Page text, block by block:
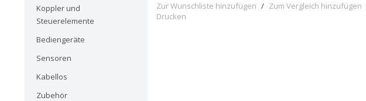
Koppler und
Steuerelemente
Bediengeräte
Sensoren
Kabellos
Zubehör
Zur Wunschliste hinzufügen / Zum Vergleich hinzufügen
Drucken